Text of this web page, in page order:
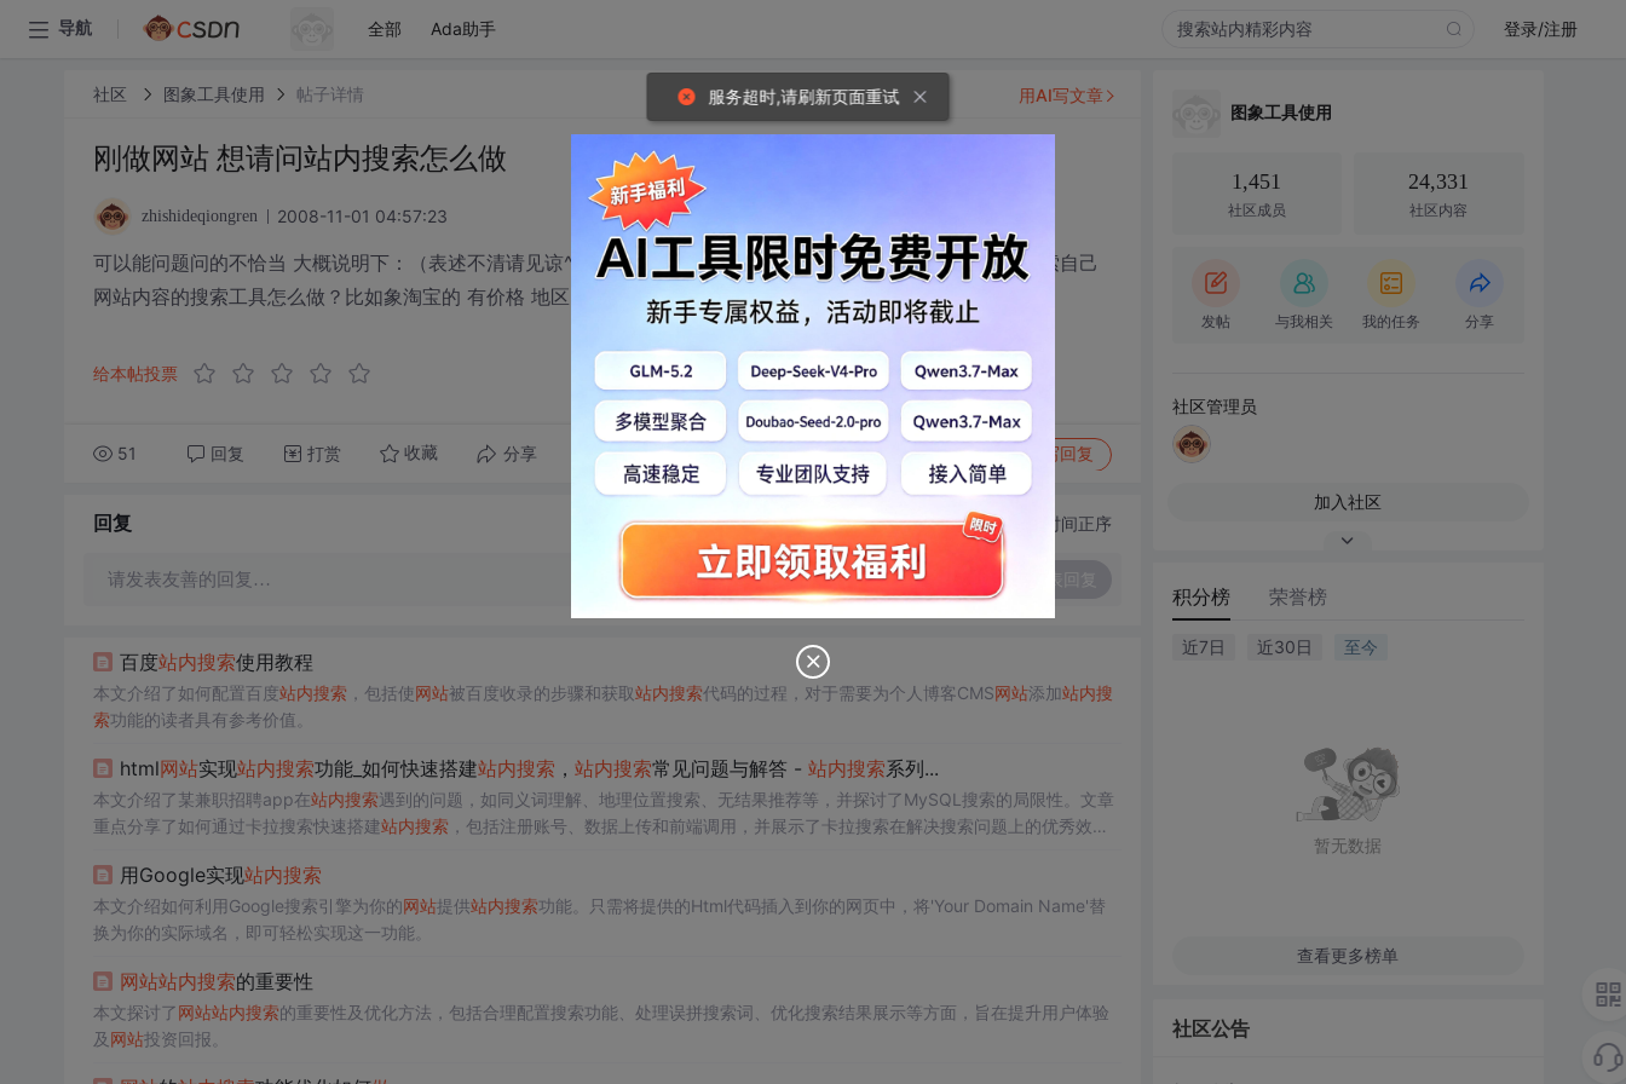
导航 全部 Ada助手 登录/注册
社区 图象工具使用 帖子详情
刚做网站 想请问站内搜索怎么做
zhishideqiongren 2008-11-01 04:57:23
可以能问题问的不恰当 大概说明下：（表述不清请见谅^^） 想问下知道的高手 在自己的网站的首页做个分类搜索自己
网站内容的搜索工具怎么做？比如象淘宝的 有价格 地区..这样的搜索工具怎么做？？？
给本帖投票
51 回复 打赏 收藏 分享 转发到动态 举报 写回复
用AI写文章
回复 切换为时间正序
请发表友善的回复…
百度站内搜索使用教程
本文介绍了如何配置百度站内搜索 ，包括使网站被百度收录的步骤和获取站内搜索代码的过程，对于需要为个人博客CMS网站添加站内搜
索功能的读者具有参考价值。
html网站实现站内搜索功能_如何快速搭建站内搜索 ， 站内搜索常见问题与解答 - 站内搜索系列...
本文介绍了某兼职招聘app在站内搜索遇到的问题，如同义词理解、地理位置搜索、无结果推荐等，并探讨了MySQL搜索的局限性。文章
重点分享了如何通过卡拉搜索快速搭建站内搜索 ，包括注册账号、数据上传和前端调用，并展示了卡拉搜索在解决搜索问题上的优秀效
用Google实现站内搜索
本文介绍如何利用Google搜索引擎为你的网站提供站内搜索功能。只需将提供的Html代码插入到你的网页中，将'Your Domain Name'替
换为你的实际域名，即可轻松实现这一功能。
网站站内搜索的重要性
本文探讨了网站站内搜索的重要性及优化方法，包括合理配置搜索功能、处理误拼搜索词、优化搜索结果展示等方面，旨在提升用户体验
及 网站投资回报。
图象工具使用
1,451
社区成员
24,331
社区内容
发帖 与我相关 我的任务 分享
社区管理员
加入社区
积分榜 荣誉榜
近7日 近30日 至今
暂无数据
查看更多榜单
社区公告
服务超时,请刷新页面重试